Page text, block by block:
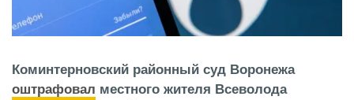
Коминтерновский районный суд Воронежа
оштрафовал местного жителя Всеволода